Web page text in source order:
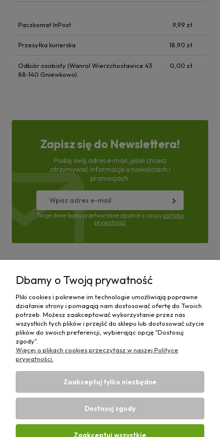
Paczkomat InPost 9,99 zł
Przesyłka kurierska 18,90 zł
Odbiór osobisty (Wanrol Wierzchosławice 43
88-140 Gniewkowo)
0,00 zł
Zapisz się do Newslettera!
Podaj swój adres e-mail, jeżeli chcesz
otrzymywać informacje o nowościach i
promocjach.
Twoje dane będą przetwarzane zgodnie z naszą polityką
prywatności
Moje konto
Płatności i dostawa
Informacje
O nas
Sklep rolniczy z częściami do maszyn E-ciągnik |
Dbamy o Twoją prywatność
Pliki cookies i pokrewne im technologie umożliwiają poprawne
działanie strony i pomagają nam dostosować ofertę do Twoich
potrzeb. Możesz zaakceptować wykorzystanie przez nas
wszystkich tych plików i przejść do sklepu lub dostosować użycie
plików do swoich preferencji, wybierając opcję "Dostosuj
zgody".
Więcej o plikach cookies przeczytasz w naszej Polityce
prywatności.
Zaakceptuj tylko niezbędne
Dostosuj zgody
Zaakceptuj wszystkie